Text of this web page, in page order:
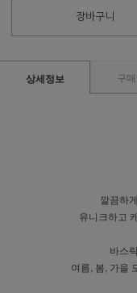
장바구니
상세정보 구
깔끔하
유니크하고
바스
여름, 봄, 가을